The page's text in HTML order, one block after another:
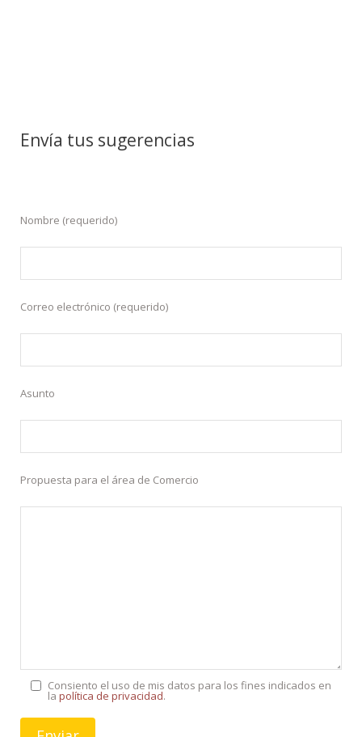
Envía tus sugerencias
Nombre (requerido)
Correo electrónico (requerido)
Asunto
Propuesta para el área de Comercio
Consiento el uso de mis datos para los fines indicados en
la política de privacidad.